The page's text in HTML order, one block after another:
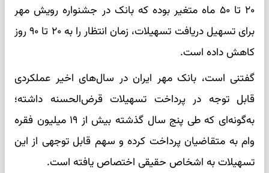
۲۰ تا ۵۰ ماه متغیر بوده که بانک در جشنواره رویش مهر
برای تسهیل دریافت تسهیلات، زمان انتظار را به ۲۰ تا ۹۰ روز
کاهش داده است.
گفتنی است، بانک مهر ایران در سال‌های اخیر عملکردی
قابل توجه در پرداخت تسهیلات قرض‌الحسنه داشته؛
به‌گونه‌ای که طی پنج سال گذشته بیش از ۱۹ میلیون فقره
وام به متقاضیان پرداخت کرده و سهم قابل توجهی از این
تسهیلات به اشخاص حقیقی اختصاص یافته است.